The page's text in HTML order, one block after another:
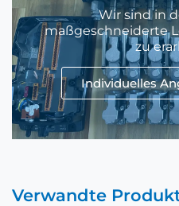
Wir sind in
maßgeschneiderte
zu
Individuelles
Verwandte